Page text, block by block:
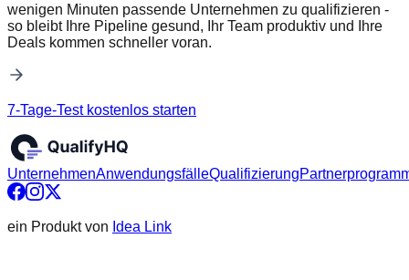
wenigen Minuten passende Unternehmen zu qualifizieren -
so bleibt Ihre Pipeline gesund, Ihr Team produktiv und Ihre
Deals kommen schneller voran.
7-Tage-Test kostenlos starten
UnternehmenAnwendungsfälleQualifizierung
ein Produkt von Idea Link